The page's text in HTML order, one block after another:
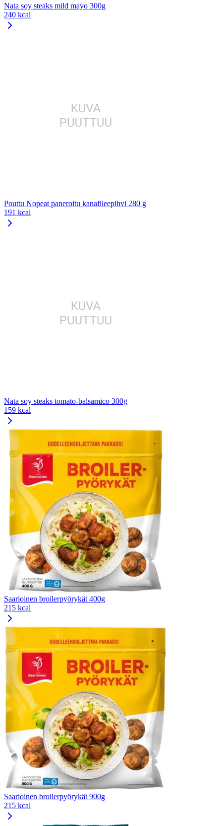
Nata soy steaks mild mayo 300g
240 kcal
Pouttu Nopeat paneroitu kanafileepihvi 280 g
191 kcal
Nata soy steaks tomato-balsamico 300g
159 kcal
Saarioinen broilerpyörykät 400g
215 kcal
Saarioinen broilerpyörykät 900g
215 kcal